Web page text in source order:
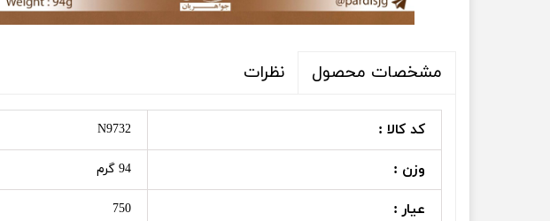
مشخصات محصول نظرات
کد کالا : N9732
وزن : 94 گرم
عیار : 750